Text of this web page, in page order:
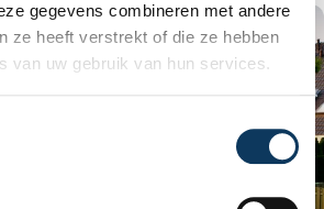
gegevens combineren met andere
ze heeft verstrekt of die ze hebben
van uw gebruik van hun services.